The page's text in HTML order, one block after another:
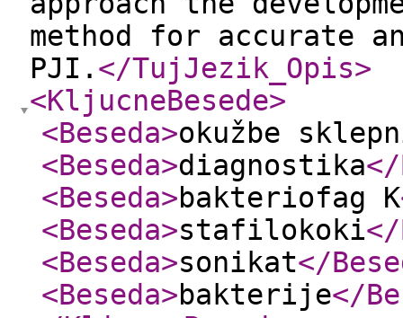
method for accurate
PJI. </TujJezik_Opis>
<KljucneBesede>
<Beseda>okužbe
<Beseda>diagnostika</
<Beseda>bakteriofag K
<Beseda>stafilokoki</
<Beseda>sonikat</
<Beseda>bakterije</